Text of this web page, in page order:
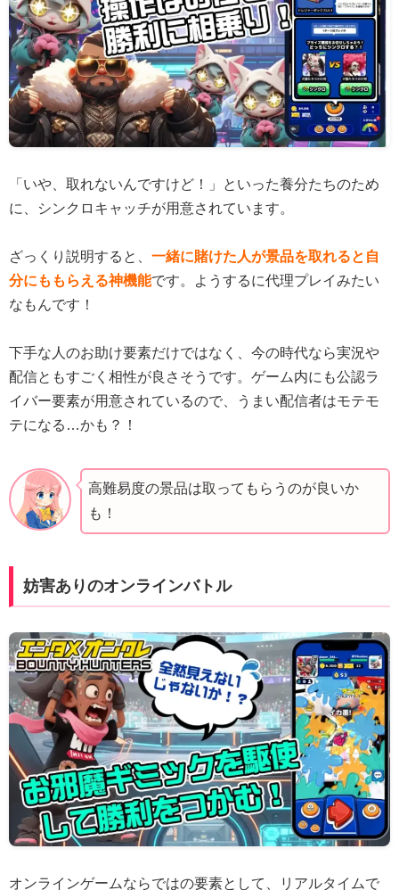
「いや、取れないんですけど！」といった養分たちのため
に、シンクロキャッチが用意されています。
ざっくり説明すると、 一緒に賭けた人が景品を取れると自
分にももらえる神機能です。ようするに代理プレイみたい
なもんです！
下手な人のお助け要素だけではなく、今の時代なら実況や
配信ともすごく相性が良さそうです。ゲーム内にも公認ラ
イバー要素が用意されているので、うまい配信者はモテモ
テになる…かも？！
高難易度の景品は取ってもらうのが良いか
も！
妨害ありのオンラインバトル
オンラインゲームならではの要素として、リアルタイムで